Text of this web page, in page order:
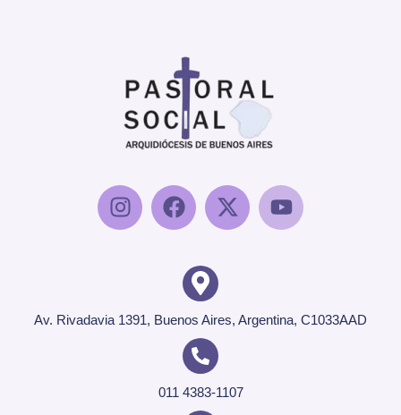
Av. Rivadavia 1391, Buenos Aires, Argentina, C1033AAD
011 4383-1107